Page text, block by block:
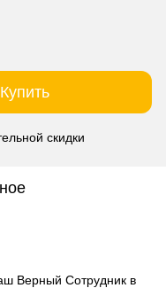
Купить
скидки
Верный Сотрудник в